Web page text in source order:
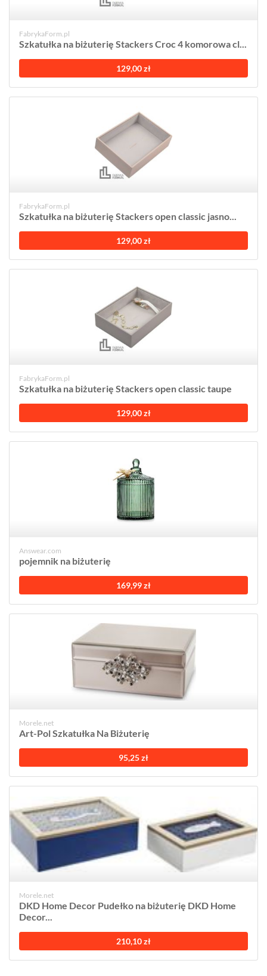
FabrykaForm.pl
Szkatułka na biżuterię Stackers Croc 4 komorowa cl...
129,00 zł
FabrykaForm.pl
Szkatułka na biżuterię Stackers open classic jasno...
129,00 zł
FabrykaForm.pl
Szkatułka na biżuterię Stackers open classic taupe
129,00 zł
Answear.com
pojemnik na biżuterię
169,99 zł
Morele.net
Art-Pol Szkatułka Na Biżuterię
95,25 zł
Morele.net
DKD Home Decor Pudełko na biżuterię DKD Home
Decor...
210,10 zł